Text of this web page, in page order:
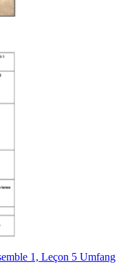
1, Leçon 5 Umfang